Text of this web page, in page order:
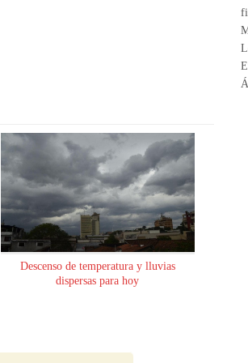
Descenso de temperatura y lluvias
dispersas para hoy